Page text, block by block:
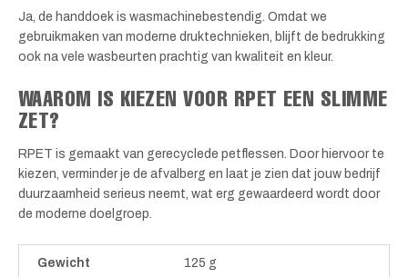
Ja, de handdoek is wasmachinebestendig. Omdat we
gebruikmaken van moderne druktechnieken, blijft de bedrukking
ook na vele wasbeurten prachtig van kwaliteit en kleur.
WAAROM IS KIEZEN VOOR RPET EEN SLIMME
ZET?
RPET is gemaakt van gerecyclede petflessen. Door hiervoor te
kiezen, verminder je de afvalberg en laat je zien dat jouw bedrijf
duurzaamheid serieus neemt, wat erg gewaardeerd wordt door
de moderne doelgroep.
Gewicht 125 g